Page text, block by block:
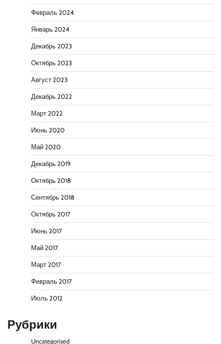
Февраль 2024
Январь 2024
Декабрь 2023
Октябрь 2023
Август 2023
Декабрь 2022
Март 2022
Июнь 2020
Май 2020
Декабрь 2019
Октябрь 2018
Сентябрь 2018
Октябрь 2017
Июнь 2017
Май 2017
Март 2017
Февраль 2017
Июль 2012
Рубрики
Uncategorised